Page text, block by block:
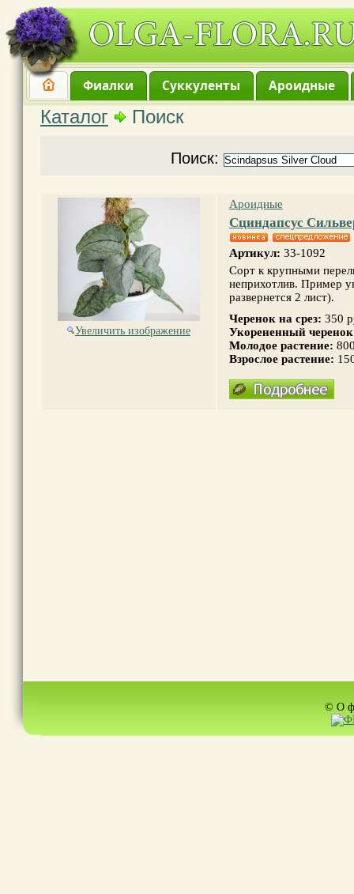
Фиалки Суккуленты Ароидные
Каталог Поиск
Поиск:
Увеличить изображение
Ароидные
Сциндапсус
Артикул: 33-1092
Сорт к крупными
неприхотлив. Пример
развернется 2 лист).
Черенок на срез: 350
Укорененный
Молодое растение:
Взрослое растение:
© О